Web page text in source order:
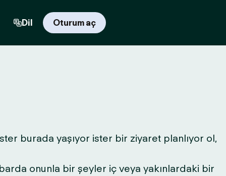
Dil Oturum aç
burada yaşıyor ister bir ziyaret planlıyor ol,
onunla bir şeyler iç veya yakınlardaki bir